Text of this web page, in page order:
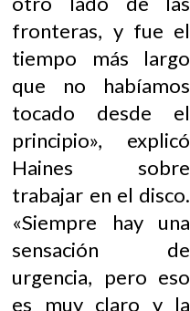
fronteras, y fue el
tiempo más largo
que no habíamos
tocado desde el
principio», explicó
Haines sobre
trabajar en el disco.
«Siempre hay una
sensación de
urgencia, pero eso
es muy claro y la